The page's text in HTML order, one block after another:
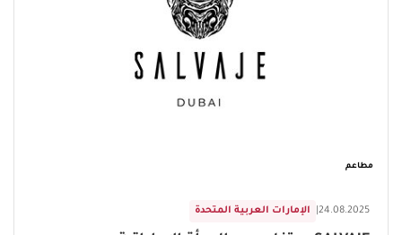
مطاعم
الإمارات العربية المتحدة 24.08.2025